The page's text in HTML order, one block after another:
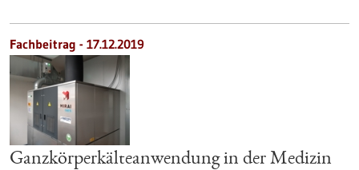
Fachbeitrag - 17.12.2019
Ganzkörperkälteanwendung in der Medizin